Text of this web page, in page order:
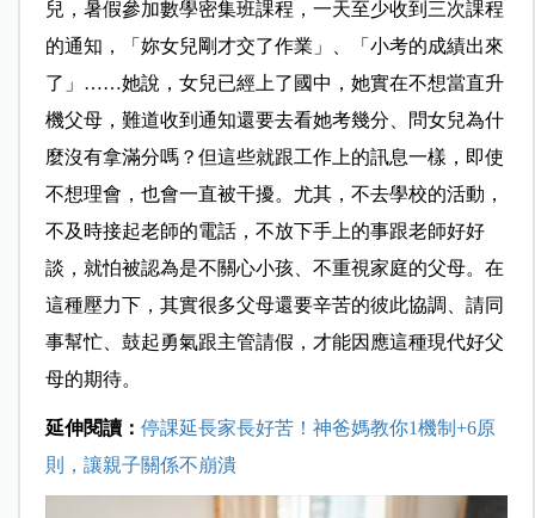
兒，暑假參加數學密集班課程，一天至少收到三次課程
的通知，「妳女兒剛才交了作業」、「小考的成績出來
了」……她說，女兒已經上了國中，她實在不想當直升
機父母，難道收到通知還要去看她考幾分、問女兒為什
麼沒有拿滿分嗎？但這些就跟工作上的訊息一樣，即使
不想理會，也會一直被干擾。尤其，不去學校的活動，
不及時接起老師的電話，不放下手上的事跟老師好好
談，就怕被認為是不關心小孩、不重視家庭的父母。在
這種壓力下，其實很多父母還要辛苦的彼此協調、請同
事幫忙、鼓起勇氣跟主管請假，才能因應這種現代好父
母的期待。
延伸閱讀： 停課延長家長好苦！神爸媽教你1機制+6原
則，讓親子關係不崩潰